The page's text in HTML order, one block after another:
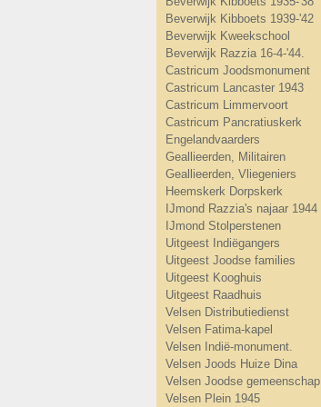
Beverwijk Kibboets 1939-'42
Beverwijk Kweekschool
Beverwijk Razzia 16-4-'44.
Castricum Joodsmonument
Castricum Lancaster 1943
Castricum Limmervoort
Castricum Pancratiuskerk
Engelandvaarders
Geallieerden, Militairen
Geallieerden, Vliegeniers
Heemskerk Dorpskerk
IJmond Razzia's najaar 1944
IJmond Stolperstenen
Uitgeest Indiëgangers
Uitgeest Joodse families
Uitgeest Kooghuis
Uitgeest Raadhuis
Velsen Distributiedienst
Velsen Fatima-kapel
Velsen Indië-monument.
Velsen Joods Huize Dina
Velsen Joodse gemeenschap
Velsen Plein 1945